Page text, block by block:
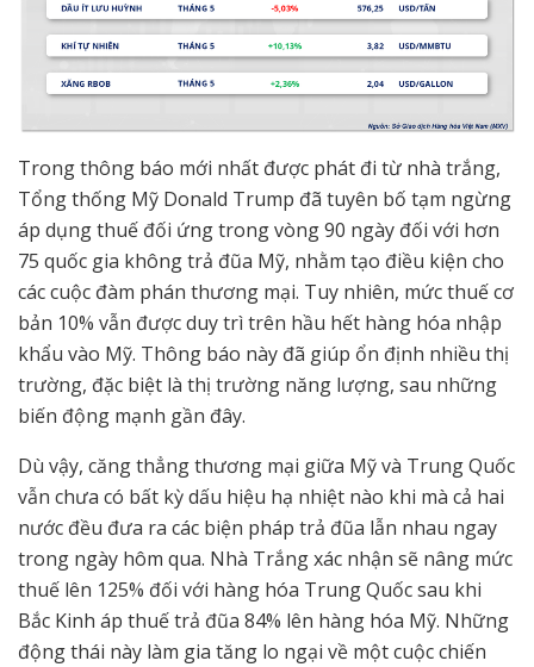
Trong thông báo mới nhất được phát đi từ nhà trắng,
Tổng thống Mỹ Donald Trump đã tuyên bố tạm ngừng
áp dụng thuế đối ứng trong vòng 90 ngày đối với hơn
75 quốc gia không trả đũa Mỹ, nhằm tạo điều kiện cho
các cuộc đàm phán thương mại. Tuy nhiên, mức thuế cơ
bản 10% vẫn được duy trì trên hầu hết hàng hóa nhập
khẩu vào Mỹ. Thông báo này đã giúp ổn định nhiều thị
trường, đặc biệt là thị trường năng lượng, sau những
biến động mạnh gần đây.
Dù vậy, căng thẳng thương mại giữa Mỹ và Trung Quốc
vẫn chưa có bất kỳ dấu hiệu hạ nhiệt nào khi mà cả hai
nước đều đưa ra các biện pháp trả đũa lẫn nhau ngay
trong ngày hôm qua. Nhà Trắng xác nhận sẽ nâng mức
thuế lên 125% đối với hàng hóa Trung Quốc sau khi
Bắc Kinh áp thuế trả đũa 84% lên hàng hóa Mỹ. Những
động thái này làm gia tăng lo ngại về một cuộc chiến